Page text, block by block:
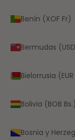
Benín (XOF Fr)
Bermudas
Bielorrusia
Bolivia (BOB Bs.)
Bosnia y